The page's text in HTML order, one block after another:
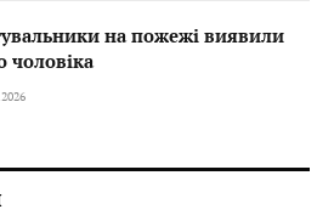
на пожежі виявили
чоловіка